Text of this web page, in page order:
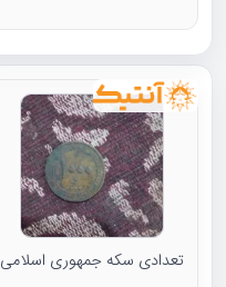
تعدادی سکه جمهوری اسلامی